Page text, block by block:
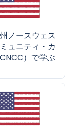
ノースウェス
ュニティ・カ
）で学ぶ